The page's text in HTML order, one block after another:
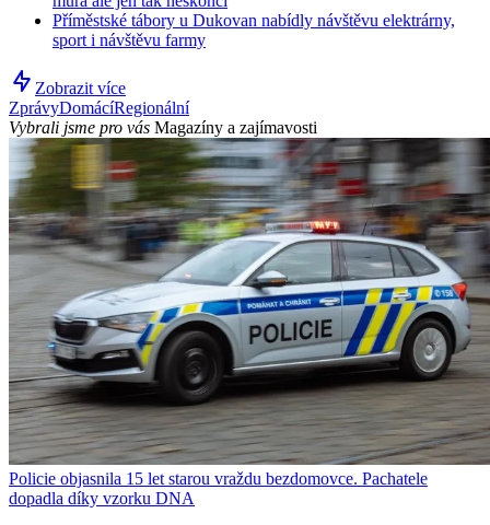
Příměstské tábory u Dukovan nabídly návštěvu elektrárny,
sport i návštěvu farmy
Zobrazit více
ZprávyDomácíRegionální
Vybrali jsme pro vás Magazíny a zajímavosti
Policie objasnila 15 let starou vraždu bezdomovce. Pachatele
dopadla díky vzorku DNA